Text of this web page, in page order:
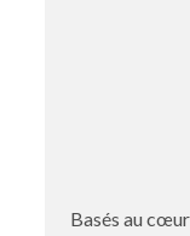
Basés au